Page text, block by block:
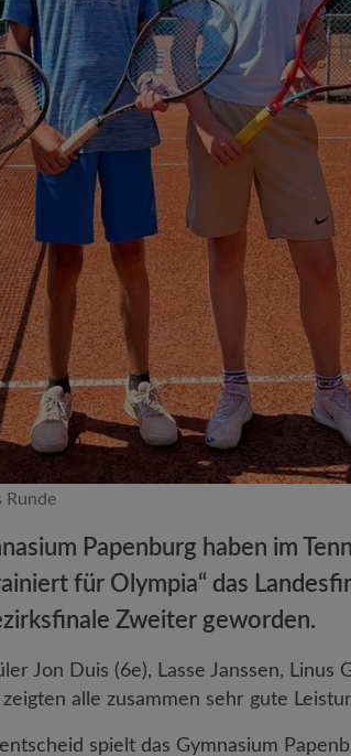
Runde
Papenburg haben im
für Olympia“ das
Zweiter geworden.
Jon Duis (6e), Lasse Janssen, Linus
alle zusammen sehr gute
spielt das Gymnasium